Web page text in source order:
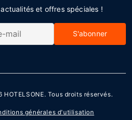
et offres spéciales !
S'abonner
HOTELSONE. Tous droits réservés.
générales d'utilisation